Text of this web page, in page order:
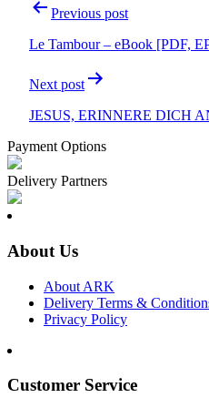
PostPrevious post
Le Tambour – eBook [PDF,
Next post
JESUS, ERINNERE DICH
Payment Options
Delivery Partners
About Us
About ARK
Delivery Terms &
Privacy Policy
Customer Service